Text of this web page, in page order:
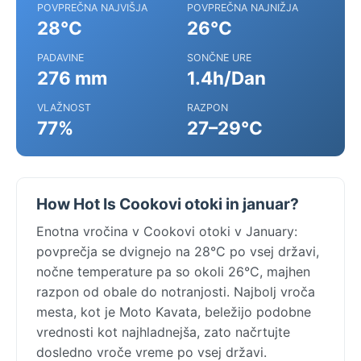
POVPREČNA NAJVIŠJA
28°C
POVPREČNA NAJNIŽJA
26°C
PADAVINE
276 mm
SONČNE URE
1.4h/Dan
VLAŽNOST
77%
RAZPON
27–29°C
How Hot Is Cookovi otoki in januar?
Enotna vročina v Cookovi otoki v January:
povprečja se dvignejo na 28°C po vsej državi,
nočne temperature pa so okoli 26°C, majhen
razpon od obale do notranjosti. Najbolj vroča
mesta, kot je Moto Kavata, beležijo podobne
vrednosti kot najhladnejša, zato načrtujte
dosledno vroče vreme po vsej državi.